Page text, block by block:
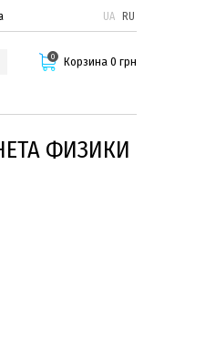
UA RU
0 Корзина 0 грн
ФИЗИКИ